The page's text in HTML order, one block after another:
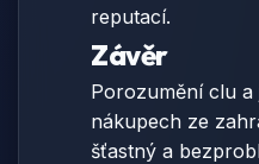
reputací.
Závěr
Porozumění clu a
nákupech ze
šťastný a